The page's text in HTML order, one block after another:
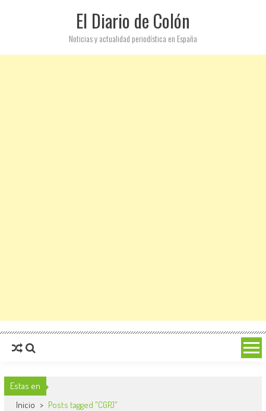
El Diario de Colón
Noticias y actualidad periodística en España
Estas en
Inicio > Posts tagged "CGPJ"